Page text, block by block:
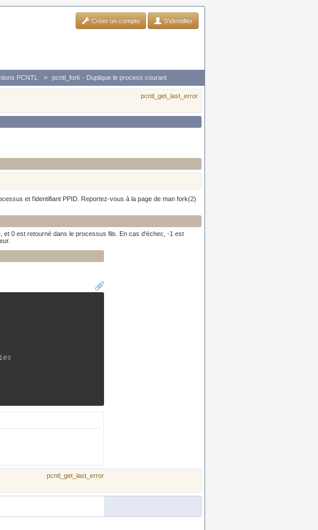
Créer un compte S'identifier
PCNTL pcntl_fork - Duplique le process courant
pcntl_get_last_error
et l'identifiant PPID. Reportez-vous à la page de man fork(2)
0 est retourné dans le processus fils. En cas d'échec, -1 est
pcntl_get_last_error